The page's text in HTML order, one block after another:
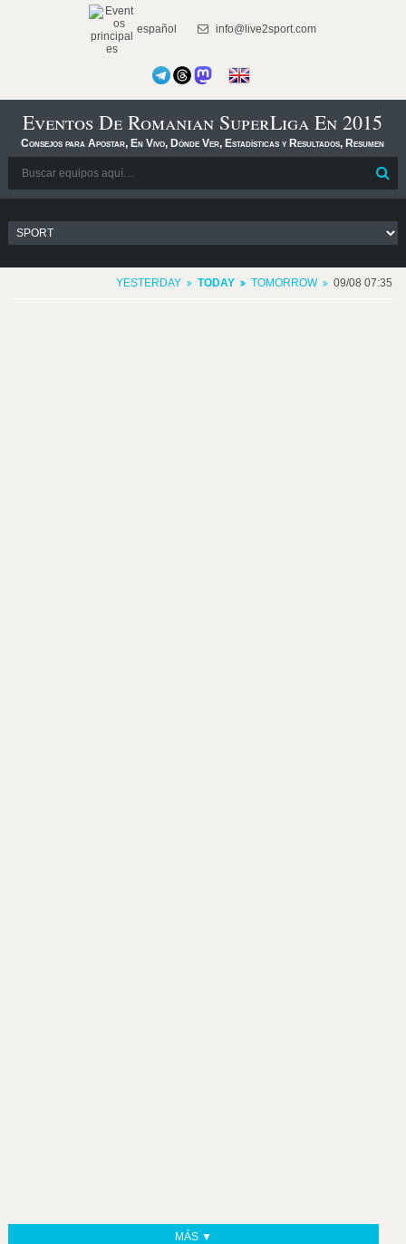
español info@live2sport.com
Eventos De Romanian SuperLiga En 2015
Consejos para Apostar, En Vivo, Dónde Ver, Estadísticas y Resultados, Resumen
YESTERDAY TODAY TOMORROW 09/08 07:35
MÁS ▼